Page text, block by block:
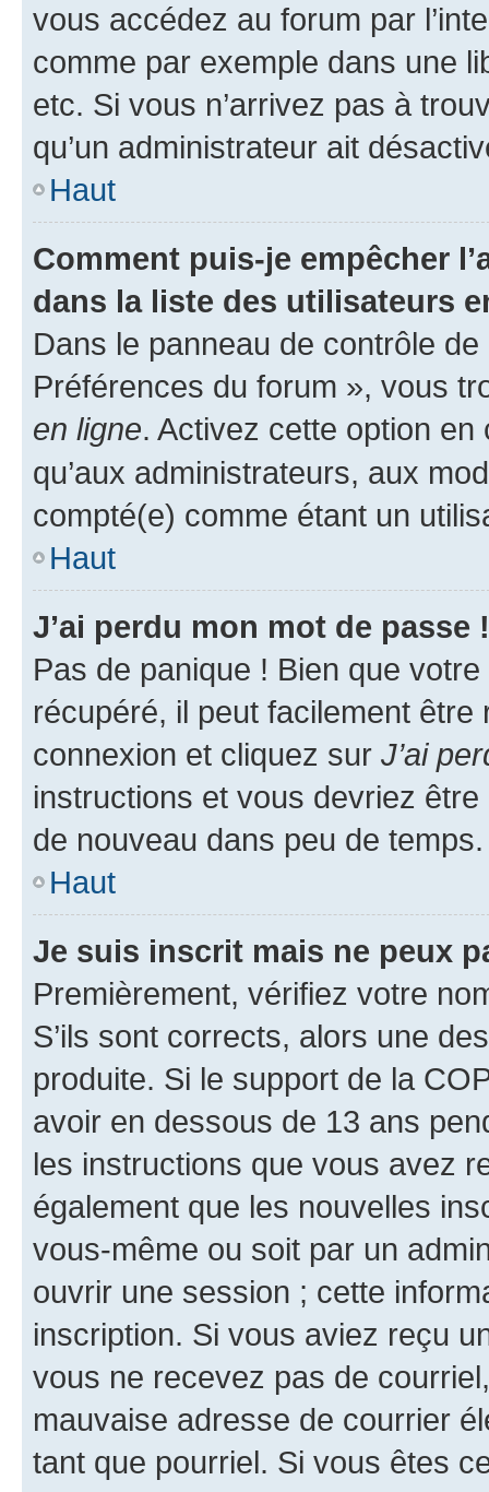
vous accédez au forum par
comme par exemple dans une
etc. Si vous n’arrivez pas à
qu’un administrateur ait
Haut
Comment puis-je empêcher
dans la liste des utilisateurs
Dans le panneau de contrôle
Préférences du forum », vous
en ligne. Activez cette option
qu’aux administrateurs, aux
compté(e) comme étant un
Haut
J’ai perdu mon mot de passe !
Pas de panique ! Bien que
récupéré, il peut facilement
connexion et cliquez sur J’ai
instructions et vous devriez
de nouveau dans peu de temps.
Haut
Je suis inscrit mais ne peux
Premièrement, vérifiez votre
S’ils sont corrects, alors une
produite. Si le support de la
avoir en dessous de 13 ans
les instructions que vous avez
également que les nouvelles
vous-même ou soit par un
ouvrir une session ; cette
inscription. Si vous aviez reçu
vous ne recevez pas de
mauvaise adresse de courrier
tant que pourriel. Si vous êtes